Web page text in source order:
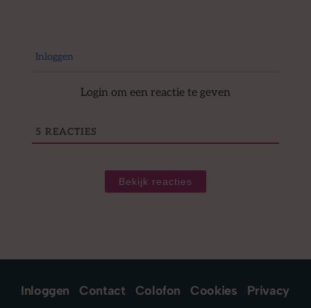
Inloggen
Login om een reactie te geven
5 REACTIES
Bekijk reacties
Inloggen Contact Colofon Cookies Privacy